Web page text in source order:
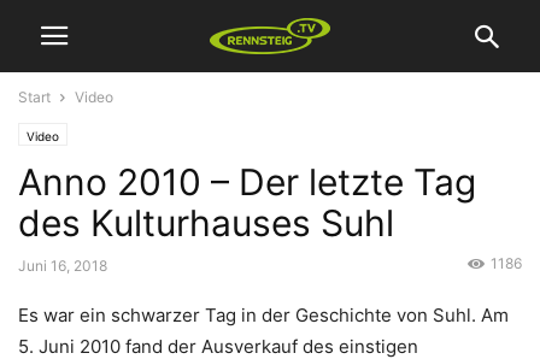
Start Video
Video
Anno 2010 – Der letzte Tag
des Kulturhauses Suhl
Juni 16, 2018 1186
Es war ein schwarzer Tag in der Geschichte von Suhl. Am
5. Juni 2010 fand der Ausverkauf des einstigen